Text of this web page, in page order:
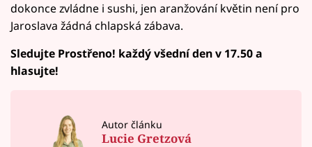
dokonce zvládne i sushi, jen aranžování květin není pro
Jaroslava žádná chlapská zábava.
Sledujte Prostřeno! každý všední den v 17.50 a
hlasujte!
Autor článku
Lucie Gretzová